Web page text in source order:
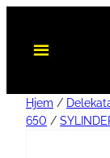
Hjem /
650 /